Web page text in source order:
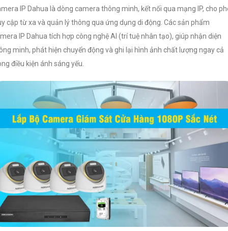
IP Dahua là dòng camera thông minh, kết nối qua mạng IP, cho
cập từ xa và quản lý thông qua ứng dụng di động. Các sản phẩm
IP Dahua tích hợp công nghệ AI (trí tuệ nhân tạo), giúp nhận diện
minh, phát hiện chuyển động và ghi lại hình ảnh chất lượng ngay cả
điều kiện ánh sáng yếu.